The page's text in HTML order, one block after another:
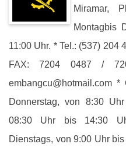
Miramar,
Montagbis
11:00 Uhr. * Tel.: (537) 204
FAX: 7204 0487 /
embangcu@hotmail.com
Donnerstag, von 8:30
08:30 Uhr bis 14:30
Dienstags, von 9:00 Uhr